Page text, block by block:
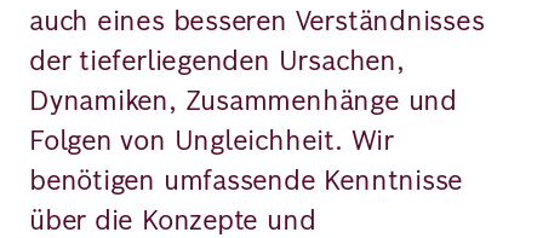
auch eines besseren Verständnisses
der tieferliegenden Ursachen,
Dynamiken, Zusammenhänge und
Folgen von Ungleichheit. Wir
benötigen umfassende Kenntnisse
über die Konzepte und